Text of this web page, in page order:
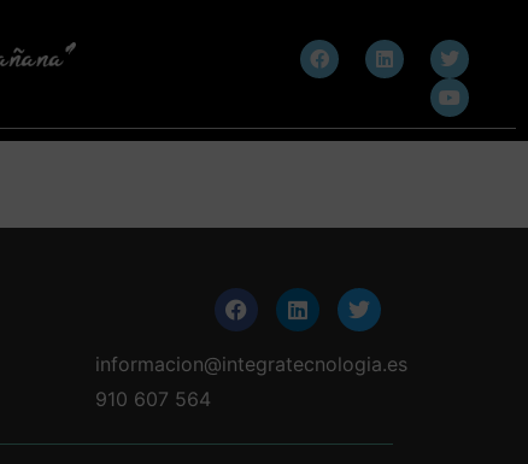
informacion@integratecnologia.es
910 607 564